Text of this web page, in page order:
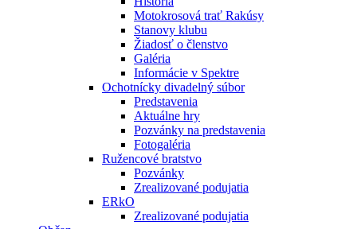
Motokrosová trať Rakúsy
Stanovy klubu
Žiadosť o členstvo
Galéria
Informácie v Spektre
Ochotnícky divadelný súbor
Predstavenia
Aktuálne hry
Pozvánky na predstavenia
Fotogaléria
Ružencové bratstvo
Pozvánky
Zrealizované podujatia
ERkO
Zrealizované podujatia